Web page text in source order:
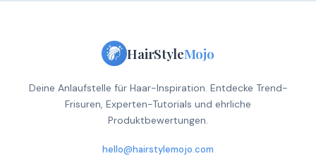
HairStyleMojo
Deine Anlaufstelle für Haar-Inspiration. Entdecke Trend-
Frisuren, Experten-Tutorials und ehrliche
Produktbewertungen.
hello@hairstylemojo.com